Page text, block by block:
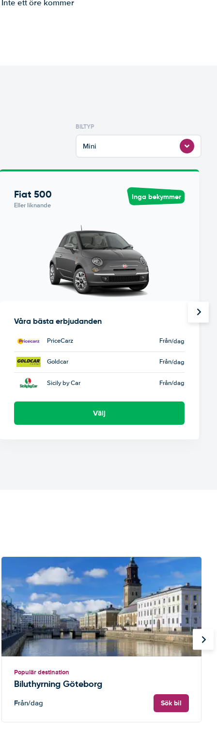
ett öre kommer
BILTYP
Mini
Fiat 500
Eller liknande
Inga bekymmer
Våra bästa erbjudanden
PriceCarz Från/dag
Goldcar Från/dag
Sicily by Car Från/dag
Välj
Populär destination
Biluthyrning Göteborg
Från/dag Sök bil